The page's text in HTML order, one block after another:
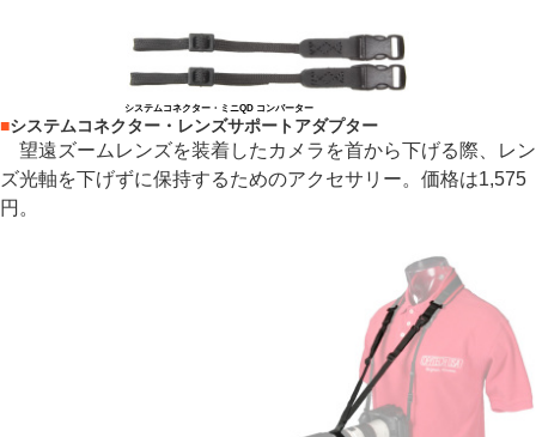
システムコネクター・ミニQD コンバーター
■システムコネクター・レンズサポートアダプター
望遠ズームレンズを装着したカメラを首から下げる際、レン
ズ光軸を下げずに保持するためのアクセサリー。価格は1,575
円。